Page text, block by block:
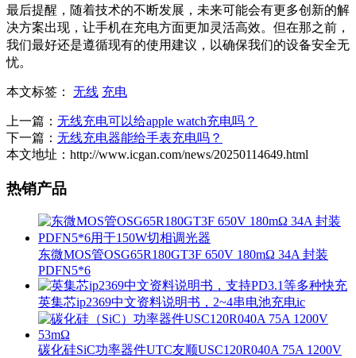
最后提醒，随着技术的不断发展，未来可能会有更多创新的解
决方案出现，让手机在充电方面更加灵活高效。但在那之前，
我们最好还是遵循现有的使用建议，以确保我们的设备安全无
忧。
本文标签： 无线 充电
上一篇： 无线充电可以给apple watch充电吗？
下一篇： 无线充电器能给手表充电吗？
本文地址：http://www.icgan.com/news/20250114649.html
热销产品
东微MOS管OSG65R180GT3F 650V 180mΩ 34A 封装
PDFN5*6
英集芯ip2369中文资料说明书，2~4串电池充电ic
碳化硅SiC功率器件UTC友顺USC120R040A 75A 1200V